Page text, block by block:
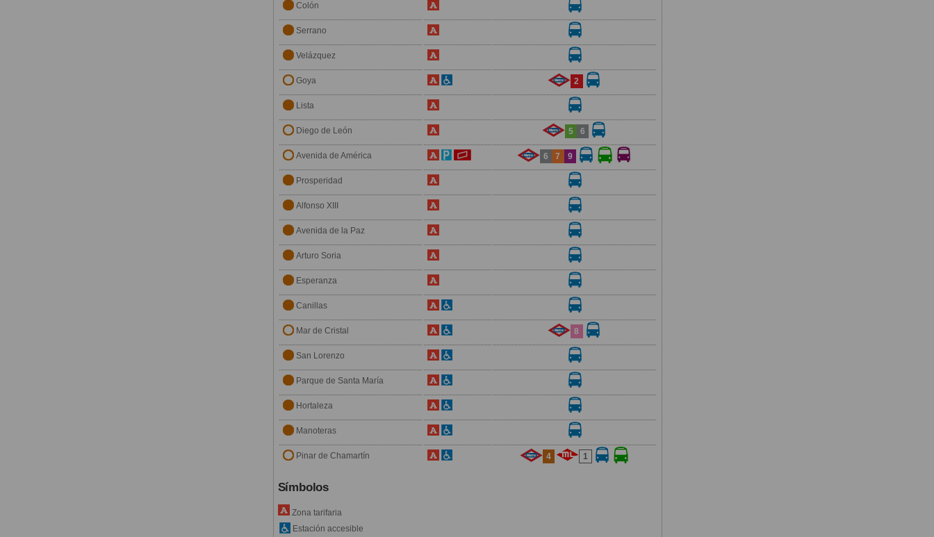
Colón
Serrano
Velázquez
Goya 2
Lista
Diego de León 5 6
Avenida de América 6 7 9
Prosperidad
Alfonso XIII
Avenida de la Paz
Arturo Soria
Esperanza
Canillas
Mar de Cristal 8
San Lorenzo
Parque de Santa María
Hortaleza
Manoteras
Pinar de Chamartín 4 1
Símbolos
Zona tarifaria
Estación accesible